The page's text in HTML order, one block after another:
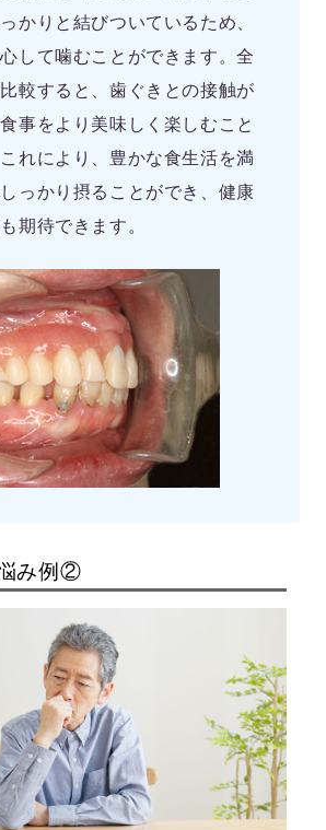
かりと結びついているため、
して噛むことができます。全
較すると、歯ぐきとの接触が
事をより美味しく楽しむこと
れにより、豊かな食生活を満
っかり摂ることができ、健康
期待できます。
み例②